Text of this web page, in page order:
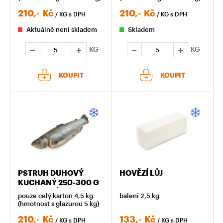
210,- Kč / KG s DPH
Aktuálně není skladem
KG
KOUPIT
210,- Kč / KG s DPH
Skladem
KG
KOUPIT
PSTRUH DUHOVÝ
KUCHANÝ 250-300 G
ZMRAZENÝ
pouze celý karton 4,5 kg
(hmotnost s glazurou 5 kg)
210,- Kč / KG s DPH
HOVĚZÍ LŮJ
balení 2,5 kg
133,- Kč / KG s DPH